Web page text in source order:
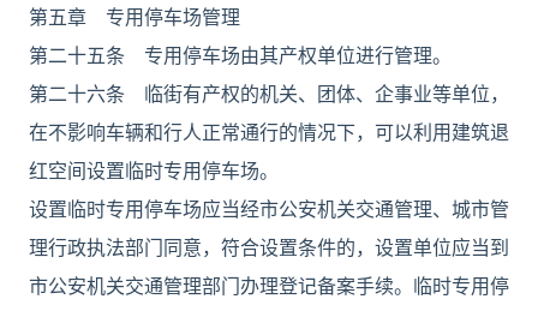
第五章 专用停车场管理
第二十五条 专用停车场由其产权单位进行管理。
第二十六条 临街有产权的机关、团体、企事业等单位，
在不影响车辆和行人正常通行的情况下，可以利用建筑退
红空间设置临时专用停车场。
设置临时专用停车场应当经市公安机关交通管理、城市管
理行政执法部门同意，符合设置条件的，设置单位应当到
市公安机关交通管理部门办理登记备案手续。临时专用停